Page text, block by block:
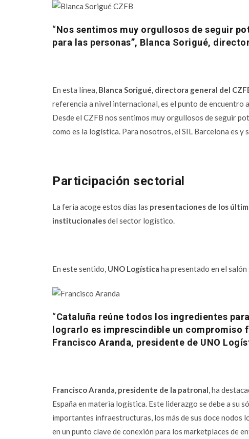
“Nos sentimos muy orgullosos de seguir
para las personas”, Blanca Sorigué,
En esta línea, Blanca Sorigué, directora general del
referencia a nivel internacional, es el punto de encuentro
Desde el CZFB nos sentimos muy orgullosos de seguir
como es la logística. Para nosotros, el SIL Barcelona es y
Participación sectorial
La feria acoge estos días las presentaciones de los
institucionalesdel sector logístico.
En este sentido, UNO Logística ha presentado en el salón
“Cataluña reúne todos los ingredientes
lograrlo es imprescindible un compromiso
Francisco Aranda, presidente de UNO
Francisco Aranda, presidente de la patronal, ha
España en materia logística. Este liderazgo se debe a su
importantes infraestructuras, los más de sus doce
en un punto clave de conexión para los marketplaces de